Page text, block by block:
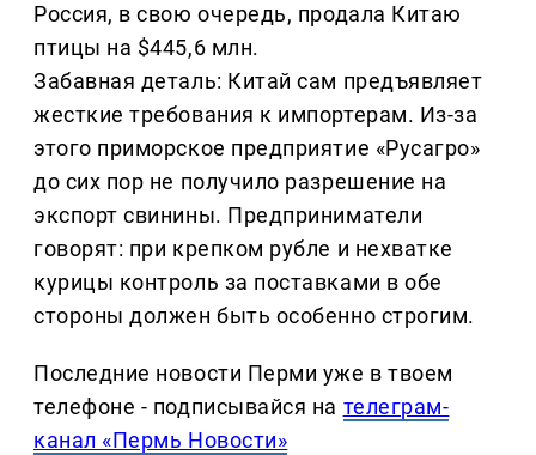
Россия, в свою очередь, продала Китаю
птицы на $445,6 млн.
Забавная деталь: Китай сам предъявляет
жесткие требования к импортерам. Из-за
этого приморское предприятие «Русагро»
до сих пор не получило разрешение на
экспорт свинины. Предприниматели
говорят: при крепком рубле и нехватке
курицы контроль за поставками в обе
стороны должен быть особенно строгим.
Последние новости Перми уже в твоем
телефоне - подписывайся на телеграм-
канал «Пермь Новости»